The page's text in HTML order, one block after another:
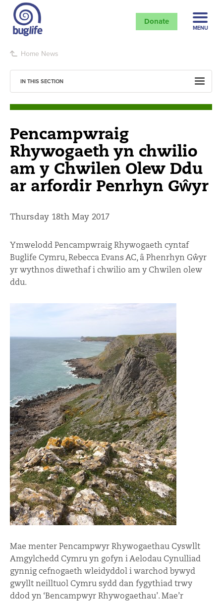
Donate
MENU
Home News
Pencampwraig
Rhywogaeth yn chwilio
am y Chwilen Olew Ddu
ar arfordir Penrhyn Gŵyr
Thursday 18th May 2017
Ymwelodd Pencampwraig Rhywogaeth cyntaf
Buglife Cymru, Rebecca Evans AC, â Phenrhyn Gŵyr
yr wythnos diwethaf i chwilio am y Chwilen olew
ddu.
Mae menter Pencampwyr Rhywogaethau Cyswllt
Amgylchedd Cymru yn gofyn i Aelodau Cynulliad
gynnig cefnogaeth wleidyddol i warchod bywyd
gwyllt neilltuol Cymru sydd dan fygythiad trwy
ddod yn ‘Bencampwyr Rhywogaethau’. Mae’r
IN THIS SECTION